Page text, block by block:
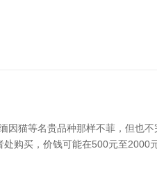
因猫等名贵品种那样不菲，但也
购买，价钱可能在500元至2000